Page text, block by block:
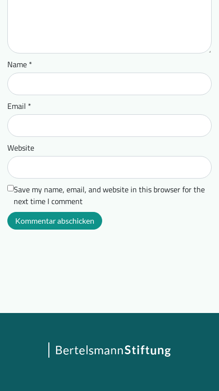
Name *
Email *
Website
Save my name, email, and website in this browser for the
next time I comment